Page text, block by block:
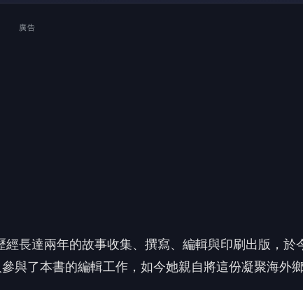
廣告
經長達兩年的故事收集、撰寫、編輯與印刷出版，於
與了本書的編輯工作，如今她親自將這份凝聚海外